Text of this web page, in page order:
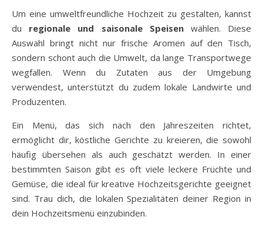
Um eine umweltfreundliche Hochzeit zu gestalten, kannst
du regionale und saisonale Speisenwählen. Diese
Auswahl bringt nicht nur frische Aromen auf den Tisch,
sondern schont auch die Umwelt, da lange Transportwege
wegfallen. Wenn du Zutaten aus der Umgebung
verwendest, unterstützt du zudem lokale Landwirte und
Produzenten.
Ein Menü, das sich nach den Jahreszeiten richtet,
ermöglicht dir, köstliche Gerichte zu kreieren, die sowohl
häufig übersehen als auch geschätzt werden. In einer
bestimmten Saison gibt es oft viele leckere Früchte und
Gemüse, die ideal für kreative Hochzeitsgerichte geeignet
sind. Trau dich, die lokalen Spezialitäten deiner Region in
dein Hochzeitsmenü einzubinden.